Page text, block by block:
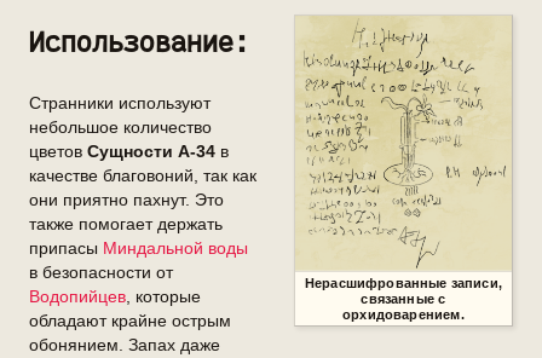
Нерасшифрованные записи,
связанные с
орхидоварением.
Использование:
Странники используют
небольшое количество
цветов Сущности А-34 в
качестве благовоний, так как
они приятно пахнут. Это
также помогает держать
припасы Миндальной воды
в безопасности от
Водопийцев , которые
обладают крайне острым
обонянием. Запах даже